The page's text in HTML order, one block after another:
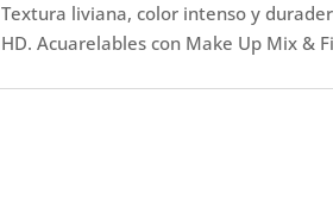
Textura liviana, color intenso y
HD. Acuarelables con Make Up Mix &